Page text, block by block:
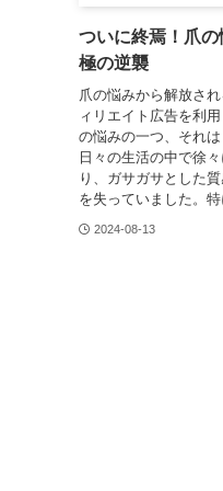
ついに終焉！爪
極の逆襲
爪の悩みから解放さ
ィリエイト広告を利
の悩みの一つ、それは
日々の生活の中で徐
り、ガサガサとした
を失っていました。特
2024-08-13